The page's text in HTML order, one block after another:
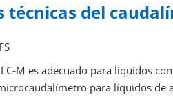
técnicas del
M es adecuado para líquidos
para líquidos de